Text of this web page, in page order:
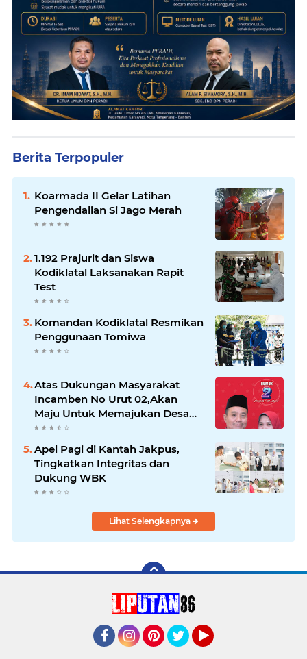
Berita Terpopuler
Koarmada II Gelar Latihan
Pengendalian Si Jago Merah
1.192 Prajurit dan Siswa
Kodiklatal Laksanakan Rapit
Test
Komandan Kodiklatal Resmikan
Penggunaan Tomiwa
Atas Dukungan Masyarakat
Incamben No Urut 02,Akan
Maju Untuk Memajukan Desa
Tegal Kunir Kidul
Apel Pagi di Kantah Jakpus,
Tingkatkan Integritas dan
Dukung WBK
Lihat Selengkapnya